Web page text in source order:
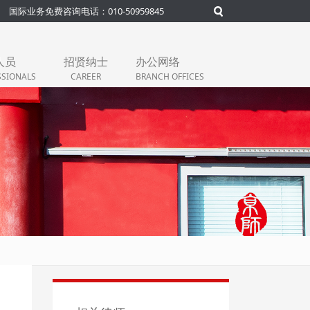
国际业务免费咨询电话：010-50959845
员 招贤纳士
CAREER
办公网络
BRANCH OFFICES